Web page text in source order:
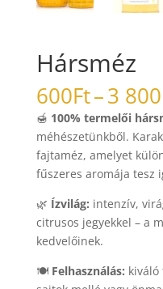
Hársméz
600Ft–3 800
🍯 100% termelői
méhészetünkből.
fajtaméz, amelyet
fűszeres aromája tesz
🌿 Ízvilág: intenzív,
citrusos jegyekkel – a
kedvelőinek.
🍽️ Felhasználás: